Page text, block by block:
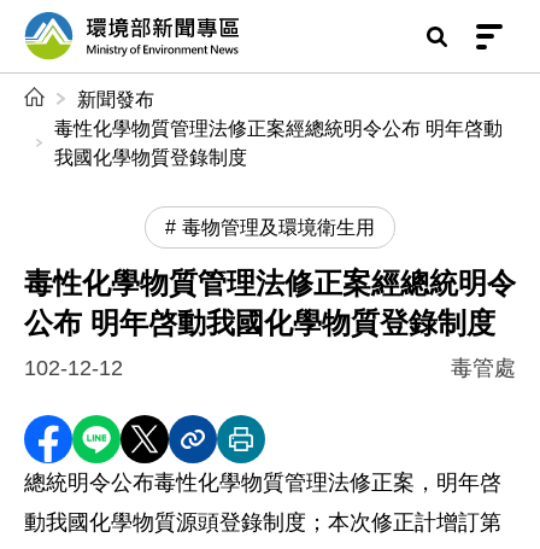
前往中央內容區塊
環境部新聞專區
新聞發布
毒性化學物質管理法修正案經總統明令公布 明年啓動
我國化學物質登錄制度
毒物管理及環境衛生用
毒性化學物質管理法修正案經總統明令
公布 明年啓動我國化學物質登錄制度
102-12-12 毒管處
分享至 Facebook
分享到 LINE
分享到 X分享內容連結
列印本頁
總統明令公布毒性化學物質管理法修正案，明年啓
動我國化學物質源頭登錄制度；本次修正計增訂第